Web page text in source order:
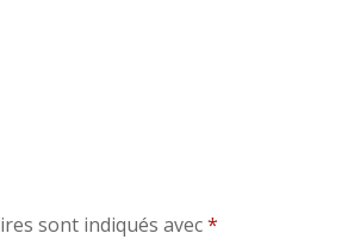
sont indiqués avec*